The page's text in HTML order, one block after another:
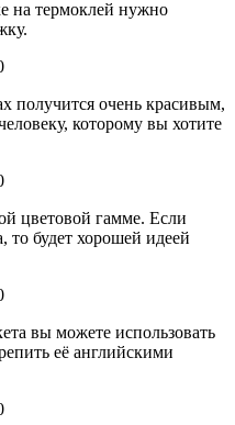
на термоклей нужно
получится очень красивым,
которому вы хотите
цветовой гамме. Если
то будет хорошей идеей
вы можете использовать
её английскими